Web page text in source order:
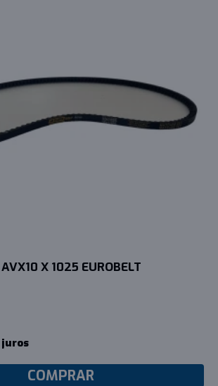
X 1025 EUROBELT
juros
COMPRAR